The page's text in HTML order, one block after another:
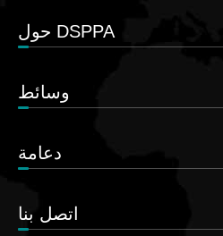
حول DSPPA
وسائط
دعامة
اتصل بنا